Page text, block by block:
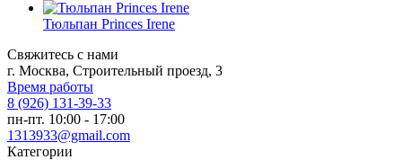
Тюльпан Princes Irene
Свяжитесь с нами
г. Москва, Строительный проезд, 3
Время работы
8 (926) 131-39-33
пн-пт. 10:00 - 17:00
1313933@gmail.com
Категории